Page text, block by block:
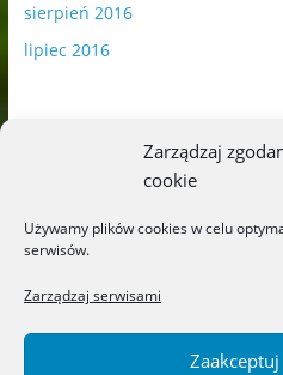
Zarządzaj
cookie
Używamy plików cookies w celu
serwisów.
Zarządzaj serwisami
sierpień 2016
lipiec 2016